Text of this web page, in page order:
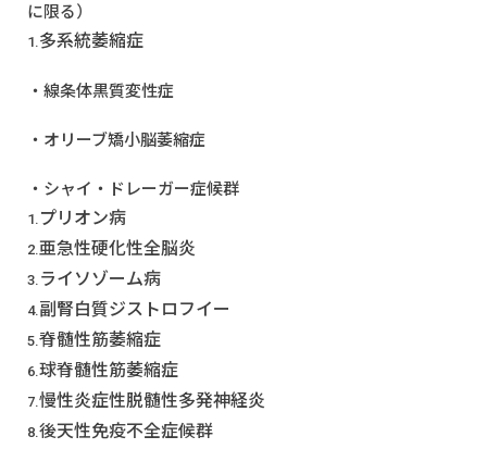
に限る）
多系統萎縮症
・線条体黒質変性症
・オリーブ矯小脳萎縮症
・シャイ・ドレーガー症候群
プリオン病
亜急性硬化性全脳炎
ライソゾーム病
副腎白質ジストロフイー
脊髄性筋萎縮症
球脊髄性筋萎縮症
慢性炎症性脱髄性多発神経炎
後天性免疫不全症候群